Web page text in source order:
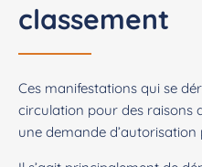
classement
Ces manifestations qui se
circulation pour des raisons
une demande d’autorisation